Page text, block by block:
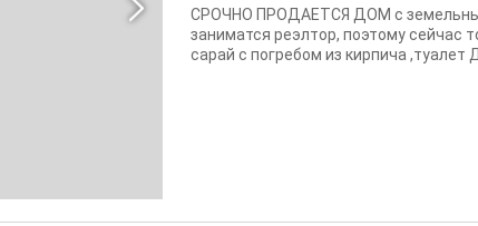
СРОЧНО ПРОДАЕТСЯ ДОМ с
заниматся реэлтор, поэтому сейчас
сарай с погребом из кирпича ,туалет